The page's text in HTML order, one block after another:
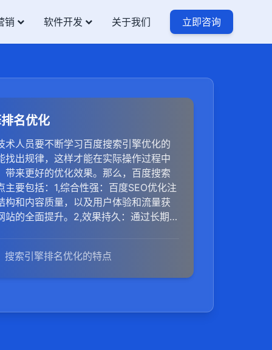
销 软件开发 关于我们 立即咨询
名优化
术人员要不断学习百度搜索引擎优化的
找出规律，这样才能在实际操作过程中
带来更好的优化效果。那么，百度搜索
主要包括：1,综合性强：百度SEO优化注
构和内容质量，以及用户体验和流量获
站的全面提升。2,效果持久：通过长期稳
度SEO优化的成本较低，且效果稳
投资回报率。4,针对性强：百度SEO优化
搜索引擎排名优化的特点